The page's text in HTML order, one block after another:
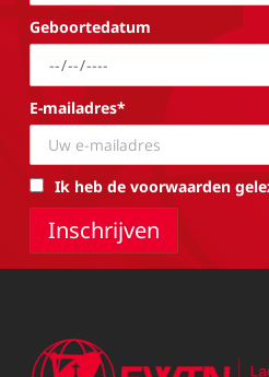
Geboortedatum
E-mailadres*
Ik heb de voorwaarden